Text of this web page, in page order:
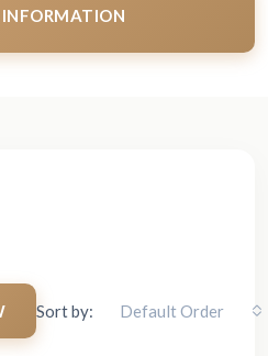
INFORMATION
Sort by: Default Order